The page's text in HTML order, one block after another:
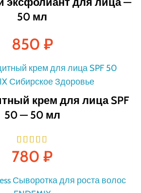
50 мл
850 ₽
крем для лица SPF
50 — 50 мл
780 ₽